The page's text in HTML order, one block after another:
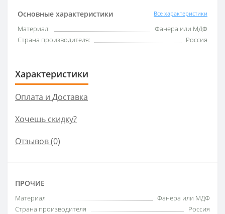
Основные характеристики Все характеристики
Материал:
Фанера или МДФ
Страна производителя:
Россия
Характеристики
Оплата и Доставка
Хочешь скидку?
Отзывов (0)
ПРОЧИЕ
Материал
Фанера или МДФ
Страна производителя
Россия